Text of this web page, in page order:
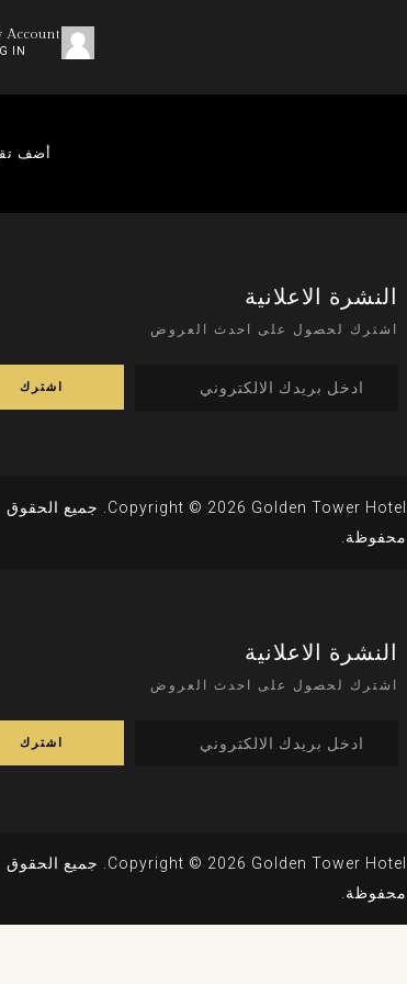
Account
IN
أضف
النشرة الاعلانية
اشترك لحصول على احدث العروض
Copyright © 2026 Golden Tower Hotel. جميع الحقوق
محفوظة.
النشرة الاعلانية
اشترك لحصول على احدث العروض
Copyright © 2026 Golden Tower Hotel. جميع الحقوق
محفوظة.